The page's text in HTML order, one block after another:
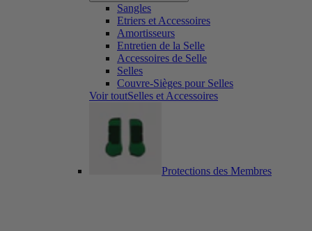
Sangles
Etriers et Accessoires
Amortisseurs
Entretien de la Selle
Accessoires de Selle
Selles
Couvre-Sièges pour Selles
Voir toutSelles et Accessoires
Protections des Membres